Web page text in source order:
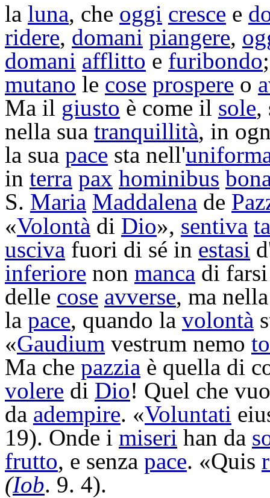
la luna, che oggi cresce e
ridere, domani piangere,
domani afflitto e furibondo
mutano le cose prospere o
Ma il giusto è come il sole,
nella sua tranquillità, in
la sua pace sta nell'
in terra pax hominibus
S. Maria Maddalena de
«Volontà di Dio», sentiva
usciva fuori di sé in estasi
inferiore non manca di
delle cose avverse, ma
la pace, quando la volontà
«Gaudium vestrum nemo
Ma che pazzia è quella di
volere di Dio! Quel che
da adempire. «Voluntati
19). Onde i miseri han da
frutto, e senza pace. «Quis
(Iob. 9. 4).